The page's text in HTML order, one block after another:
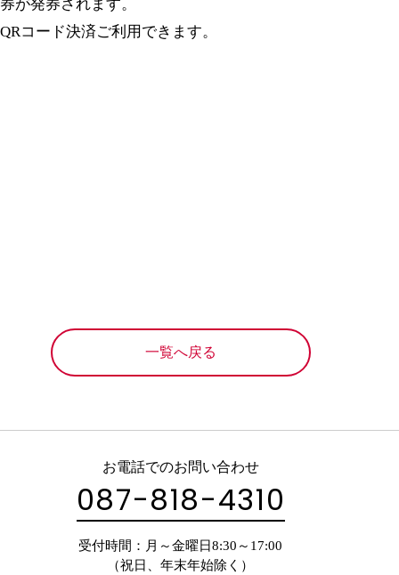
券が発券されます。
QRコード決済ご利用できます。
一覧へ戻る
お電話でのお問い合わせ
087-818-4310
受付時間：月～金曜日8:30～17:00
（祝日、年末年始除く）